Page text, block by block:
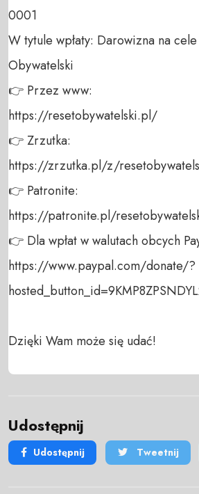
0001
W tytule wpłaty: Darowizna na
Obywatelski
👉 Przez www:
https://resetobywatelski.pl/
👉 Zrzutka:
https://zrzutka.pl/z/
👉 Patronite:
https://patronite.pl/
👉 Dla wpłat w walutach obcych
https://www.paypal.com/donate/?
Dzięki Wam może się udać!
Udostępnij
Udostępnij Tweetnij